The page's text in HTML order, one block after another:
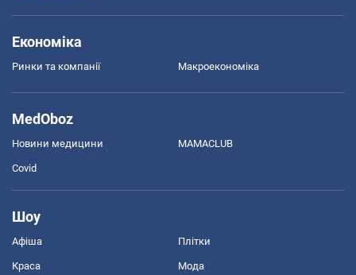
Економіка
Ринки та компанії Макроекономіка
MedOboz
Новини медицини MAMACLUB
Covid
Шоу
Афіша Плітки
Краса Мода